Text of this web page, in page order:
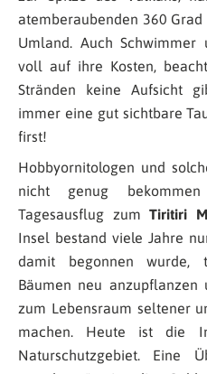
atemberaubenden 360
Umland. Auch
voll auf ihre Kosten,
Stränden keine Aufsicht
immer eine gut sichtbare
first!
Hobbyornitologen und
nicht genug
Tagesausflug zumTiritiri
Insel bestand viele Jahre
damit begonnen wurde,
Bäumen neu
zum Lebensraum seltener
machen. Heute ist die
Naturschutzgebiet. Eine